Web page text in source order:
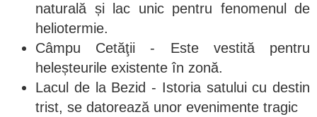
naturală și lac unic pentru fenomenul de
heliotermie.
Câmpu Cetăţii - Este vestită pentru
heleșteurile existente în zonă.
Lacul de la Bezid - Istoria satului cu destin
trist, se datorează unor evenimente tragic